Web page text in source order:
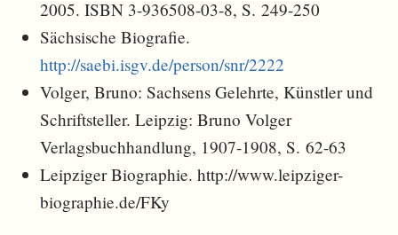
2005. ISBN 3-936508-03-8, S. 249-250
Sächsische Biografie.
http://saebi.isgv.de/person/snr/2222
Volger, Bruno: Sachsens Gelehrte, Künstler und
Schriftsteller. Leipzig: Bruno Volger
Verlagsbuchhandlung, 1907-1908, S. 62-63
Leipziger Biographie. http://www.leipziger-
biographie.de/FKy